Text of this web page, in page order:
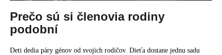
Prečo sú si členovia rodiny
podobní
Deti dedia páry génov od svojich rodičov. Dieťa dostane jednu sadu